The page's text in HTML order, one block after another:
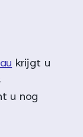
krijgt u
u nog